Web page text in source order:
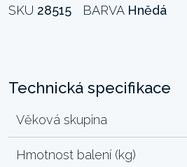
SKU 28515 BARVA Hnědá
Technická specifikace
Věková skupina
Hmotnost balení (kg)